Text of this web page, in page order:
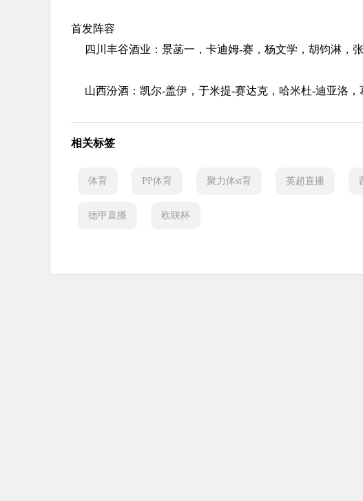
首发阵容
四川丰谷酒业：景菡一，卡迪姆-赛，杨文学，胡钧淋，张
山西汾酒：凯尔-盖伊，于米提-赛达克，哈米杜-迪亚洛，
相关标签
体育 PP体育 聚力体st育 英超直播
德甲直播 欧联杯